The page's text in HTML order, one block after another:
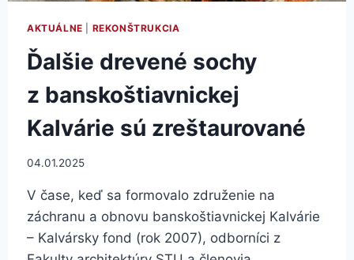
AKTUÁLNE REKONŠTRUKCIA
Ďalšie drevené sochy
z banskoštiavnickej
Kalvárie sú zreštaurované
04.01.2025
V čase, keď sa formovalo združenie na
záchranu a obnovu banskoštiavnickej Kalvárie
– Kalvársky fond (rok 2007), odborníci z